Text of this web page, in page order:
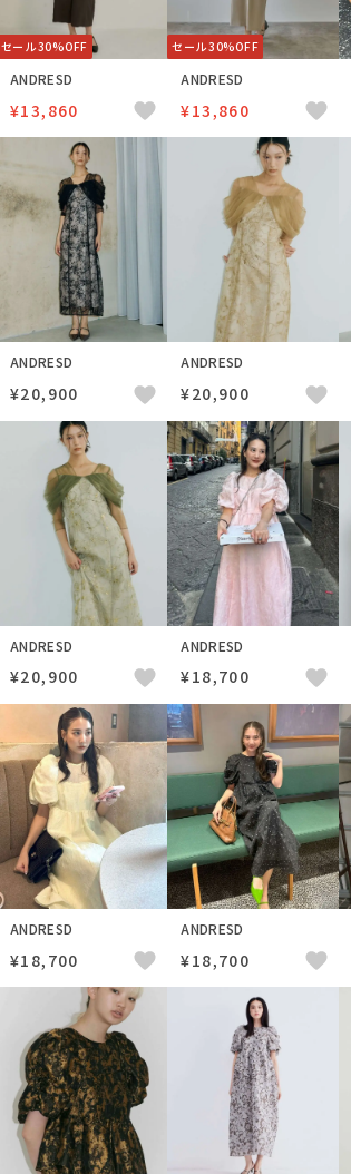
セール 30%OFF
ANDRESD
¥13,860
セール 30%OFF
ANDRESD
¥13,860
ANDRESD
¥20,900
ANDRESD
¥20,900
ANDRESD
¥20,900
ANDRESD
¥18,700
ANDRESD
¥18,700
ANDRESD
¥18,700